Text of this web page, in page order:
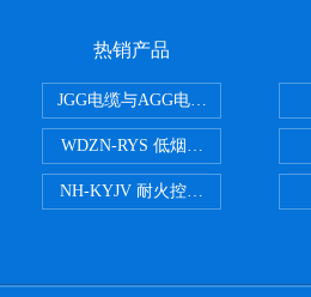
热销产品
JGG电缆与AGG电缆有什么区别
WDZN-RYS 低烟无卤耐火双绞线
NH-KYJV 耐火控制电缆